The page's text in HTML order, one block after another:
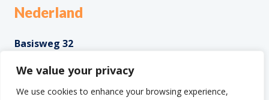
We value your privacy
We use cookies to enhance your browsing experience,
Nederland
Basisweg 32
+31 85 0285 085